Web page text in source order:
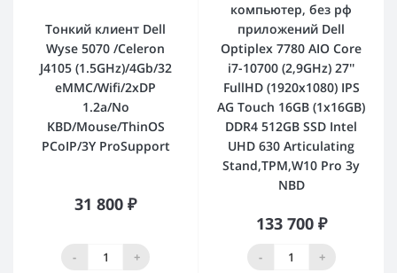
Тонкий клиент Dell
Wyse 5070 /Celeron
J4105 (1.5GHz)/4Gb/32
eMMC/Wifi/2xDP
1.2a/No
KBD/Mouse/ThinOS
PCoIP/3Y ProSupport
31 800 ₽
- +
компьютер, без рф
приложений Dell
Optiplex 7780 AIO Core
i7-10700 (2,9GHz) 27''
FullHD (1920x1080) IPS
AG Touch 16GB (1x16GB)
DDR4 512GB SSD Intel
UHD 630 Articulating
Stand,TPM,W10 Pro 3y
NBD
133 700 ₽
- +